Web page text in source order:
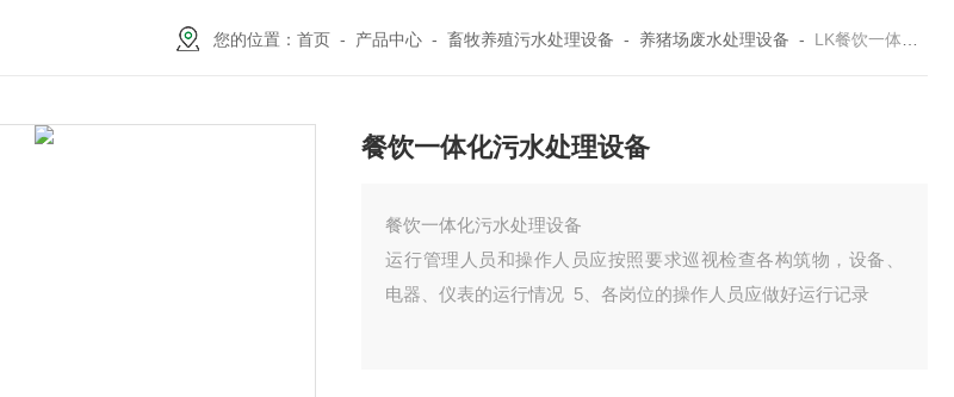
您的位置：首页 - 产品中心 -畜牧养殖污水处理设备 - 养猪场废水处理设备 - LK餐饮一体化污水处理设备
餐饮一体化污水处理设备
餐饮一体化污水处理设备
运行管理人员和操作人员应按照要求巡视检查各构筑物，设备、
电器、仪表的运行情况 5、各岗位的操作人员应做好运行记录